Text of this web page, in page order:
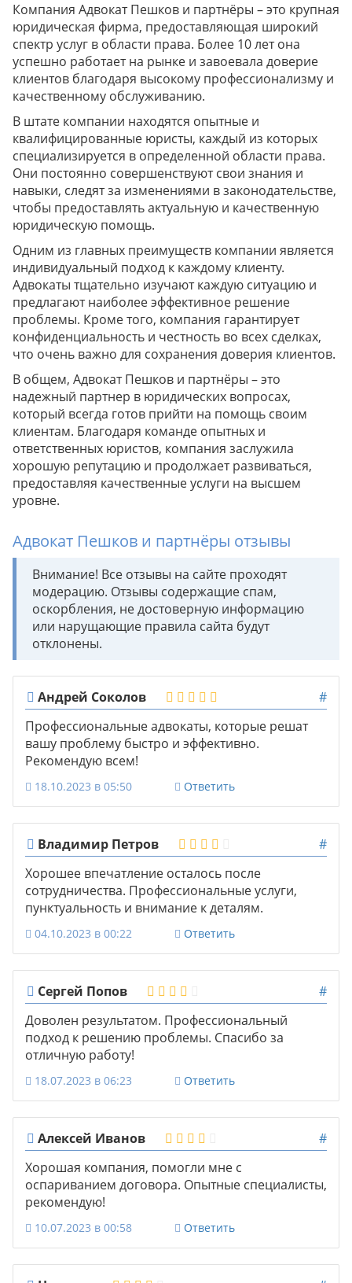
Компания Адвокат Пешков и партнёры – это крупная
юридическая фирма, предоставляющая широкий
спектр услуг в области права. Более 10 лет она
успешно работает на рынке и завоевала доверие
клиентов благодаря высокому профессионализму и
качественному обслуживанию.
В штате компании находятся опытные и
квалифицированные юристы, каждый из которых
специализируется в определенной области права.
Они постоянно совершенствуют свои знания и
навыки, следят за изменениями в законодательстве,
чтобы предоставлять актуальную и качественную
юридическую помощь.
Одним из главных преимуществ компании является
индивидуальный подход к каждому клиенту.
Адвокаты тщательно изучают каждую ситуацию и
предлагают наиболее эффективное решение
проблемы. Кроме того, компания гарантирует
конфиденциальность и честность во всех сделках,
что очень важно для сохранения доверия клиентов.
В общем, Адвокат Пешков и партнёры – это
надежный партнер в юридических вопросах,
который всегда готов прийти на помощь своим
клиентам. Благодаря команде опытных и
ответственных юристов, компания заслужила
хорошую репутацию и продолжает развиваться,
предоставляя качественные услуги на высшем
уровне.
Адвокат Пешков и партнёры отзывы
Внимание! Все отзывы на сайте проходят
модерацию. Отзывы содержащие спам,
оскорбления, не достоверную информацию
или нарущающие правила сайта будут
отклонены.
Андрей Соколов
#
Профессиональные адвокаты, которые решат
вашу проблему быстро и эффективно.
Рекомендую всем!
18.10.2023 в 05:50 Ответить
Владимир Петров
#
Хорошее впечатление осталось после
сотрудничества. Профессиональные услуги,
пунктуальность и внимание к деталям.
04.10.2023 в 00:22 Ответить
Сергей Попов
#
Доволен результатом. Профессиональный
подход к решению проблемы. Спасибо за
отличную работу!
18.07.2023 в 06:23 Ответить
Алексей Иванов
#
Хорошая компания, помогли мне с
оспариванием договора. Опытные специалисты,
рекомендую!
10.07.2023 в 00:58 Ответить